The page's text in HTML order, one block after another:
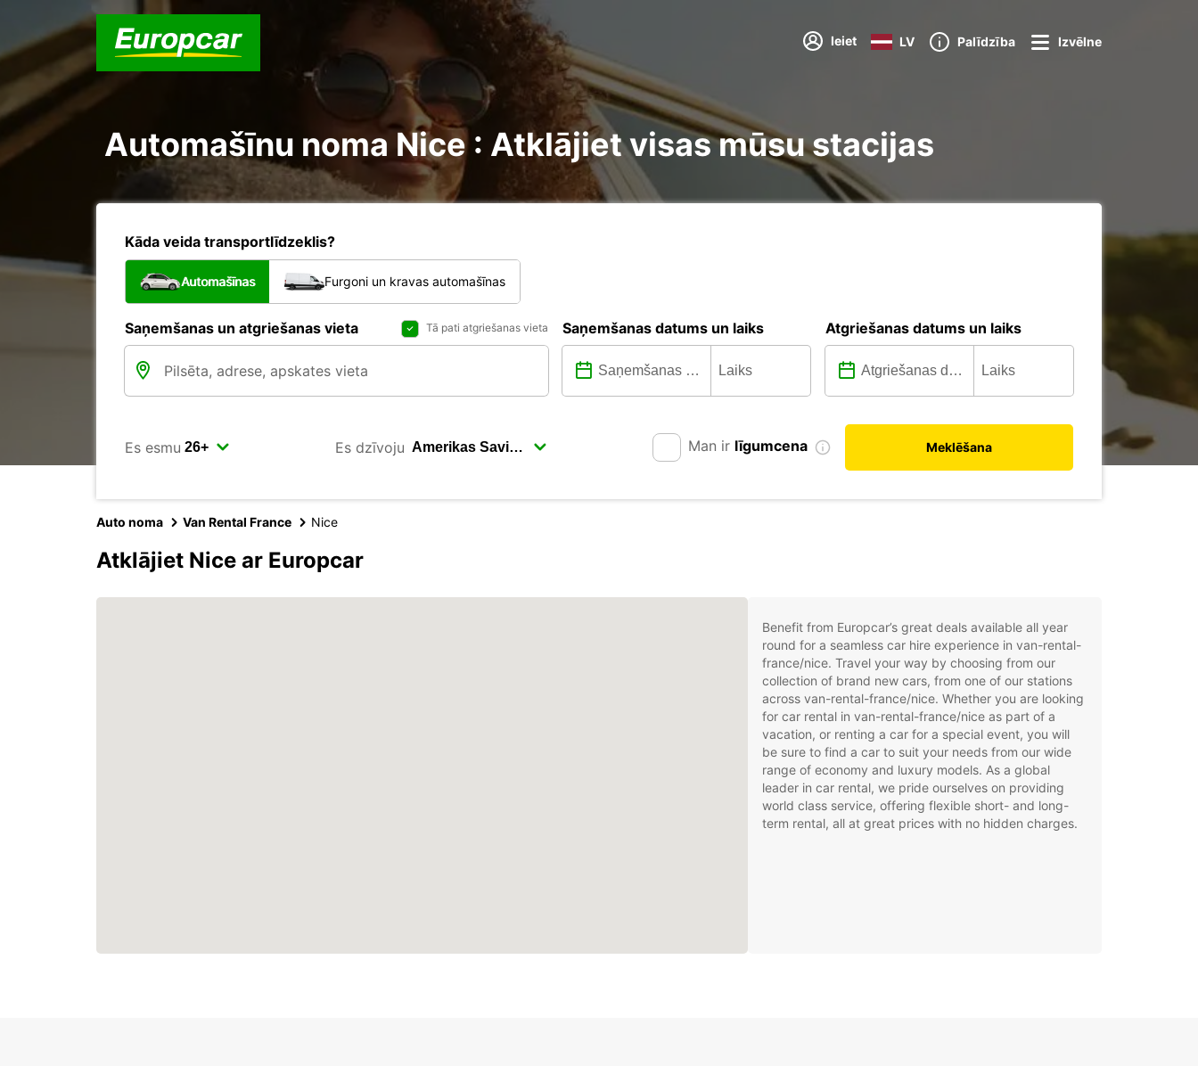
Ieiet LV Palīdzība Izvēlne
Automašīnu noma Nice : Atklājiet visas mūsu stacijas
Kāda veida transportlīdzeklis?
Automašīnas Furgoni un kravas automašīnas
Saņemšanas un atgriešanas vieta Tā pati atgriešanas vieta Saņemšanas datums un laiks Atgriešanas datums un laiks
Es esmu Es dzīvoju Man ir līgumcena Meklēšana
Auto noma Van Rental France Nice
Atklājiet Nice ar Europcar
Benefit from Europcar’s great deals available all year
round for a seamless car hire experience in van-rental-
france/nice. Travel your way by choosing from our
collection of brand new cars, from one of our stations
across van-rental-france/nice. Whether you are looking
for car rental in van-rental-france/nice as part of a
vacation, or renting a car for a special event, you will
be sure to find a car to suit your needs from our wide
range of economy and luxury models. As a global
leader in car rental, we pride ourselves on providing
world class service, offering flexible short- and long-
term rental, all at great prices with no hidden charges.